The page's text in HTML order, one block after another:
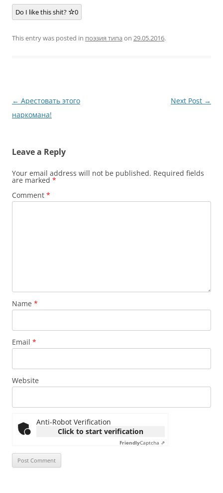
Do I like this shit? 0
This entry was posted in поэзия типа on 29.05.2016.
Post
navigation
← Арестовать этого
наркомана!
Next Post →
Leave a Reply
Your email address will not be published. Required fields
are marked *
Comment *
Name *
Email *
Website
Anti-Robot Verification
Click to start verification
FriendlyCaptcha ⇗